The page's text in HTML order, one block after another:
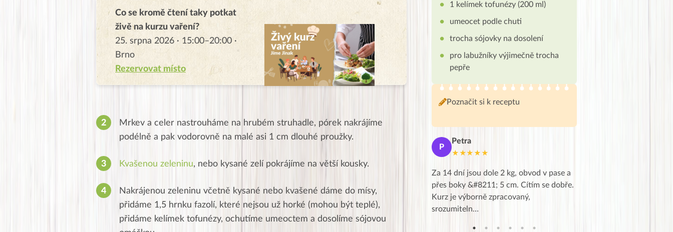
Co se kromě čtení taky potkat
živě na kurzu vaření?
25. srpna 2026 · 15:00–20:00 ·
Brno
Rezervovat místo
Mrkev a celer nastrouháme na hrubém struhadle, pórek nakrájíme
podélně a pak vodorovně na malé asi 1 cm dlouhé proužky.
Kvašenou zeleninu, nebo kysané zelí pokrájíme na větší kousky.
Nakrájenou zeleninu včetně kysané nebo kvašené dáme do mísy,
přidáme 1,5 hrnku fazolí, které nejsou už horké (mohou být teplé),
přidáme kelímek tofunézy, ochutíme umeoctem a dosolíme sójovou
1 kelímek tofunézy (200 ml)
umeocet podle chuti
trocha sójovky na dosolení
pro labužníky výjimečně trocha
pepře
Poznačit si k receptu
Jana
obzvlášť velké poděkování, obdiv a
uznání pro hlavní dvojici Peťa a Gábi!! 👏
Posílá…
P
Petra
★★★★★
Za 14 dní jsou dole 2 kg, obvod v pase a
přes boky &#8211; 5 cm. Cítím se dobře.
Kurz je výborně zpracovaný,
srozumiteln…